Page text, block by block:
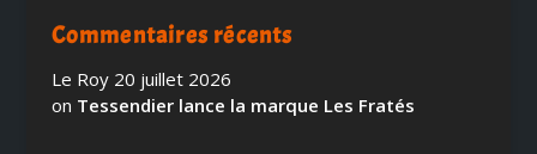
Commentaires récents
Le Roy 20 juillet 2026
on Tessendier lance la marque Les Fratés